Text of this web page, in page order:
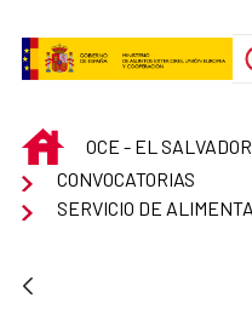
INICIOOCE - EL SALVADOR
CONVOCATORIAS